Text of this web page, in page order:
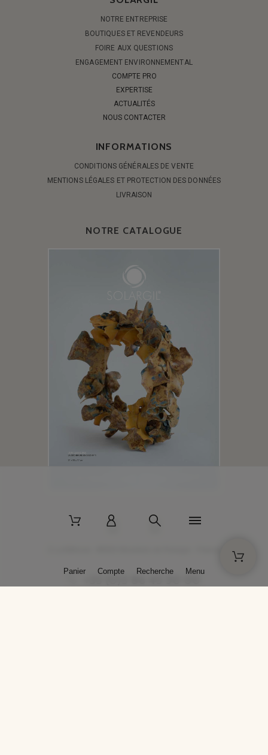
NOTRE ENTREPRISE
BOUTIQUES ET REVENDEURS
FOIRE AUX QUESTIONS
ENGAGEMENT ENVIRONNEMENTAL
COMPTE PRO
EXPERTISE
ACTUALITÉS
NOUS CONTACTER
INFORMATIONS
CONDITIONS GÉNÉRALES DE VENTE
MENTIONS LÉGALES ET PROTECTION DES DONNÉES
LIVRAISON
NOTRE CATALOGUE
+33 (0)3 86 45 50 00
Panier Compte Recherche Menu